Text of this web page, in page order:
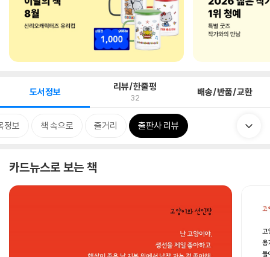
도서정보 리뷰/한줄평
32 배송/반품/교환
정보 책 속으로 줄거리 출판사 리뷰
카드뉴스로 보는 책